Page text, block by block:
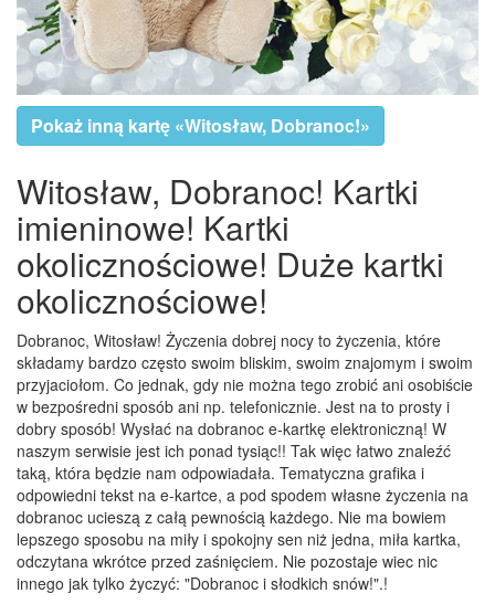
Pokaż inną kartę «Witosław, Dobranoc!»
Witosław, Dobranoc! Kartki
imieninowe! Kartki
okolicznościowe! Duże kartki
okolicznościowe!
Dobranoc, Witosław! Życzenia dobrej nocy to życzenia, które
składamy bardzo często swoim bliskim, swoim znajomym i swoim
przyjaciołom. Co jednak, gdy nie można tego zrobić ani osobiście
w bezpośredni sposób ani np. telefonicznie. Jest na to prosty i
dobry sposób! Wysłać na dobranoc e-kartkę elektroniczną! W
naszym serwisie jest ich ponad tysiąc!! Tak więc łatwo znaleźć
taką, która będzie nam odpowiadała. Tematyczna grafika i
odpowiedni tekst na e-kartce, a pod spodem własne życzenia na
dobranoc ucieszą z całą pewnością każdego. Nie ma bowiem
lepszego sposobu na miły i spokojny sen niż jedna, miła kartka,
odczytana wkrótce przed zaśnięciem. Nie pozostaje wiec nic
innego jak tylko życzyć: "Dobranoc i słodkich snów!".!